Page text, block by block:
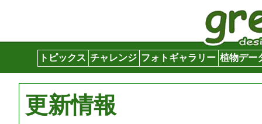
トピックス チャレンジ フォトギャラリー 植物デー
更新情報